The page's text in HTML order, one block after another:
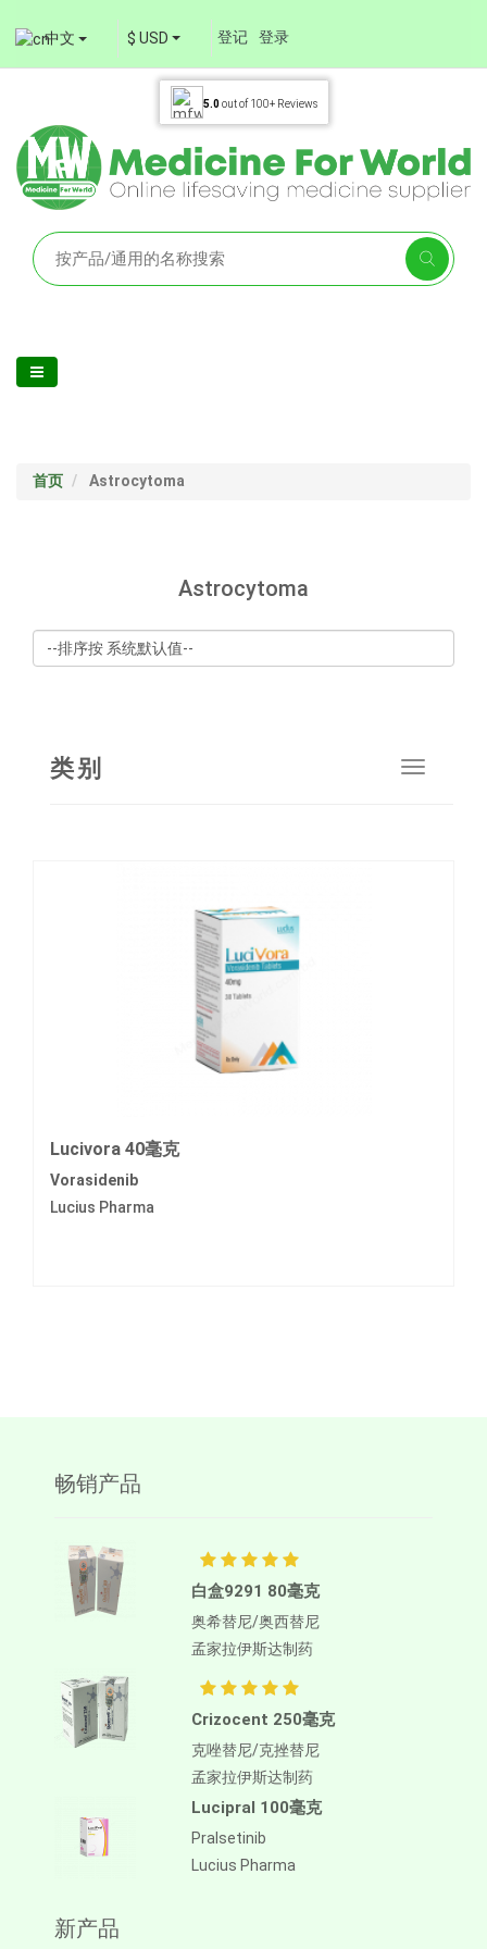
中文 $ USD 登记 登录
5.0out of 100+ Reviews
首页 Astrocytoma
Astrocytoma
Toggle
类别
Lucivora 40毫克
Vorasidenib
Lucius Pharma
畅销产品
白盒9291 80毫克
奥希替尼/奥西替尼
孟家拉伊斯达制药
Crizocent 250毫克
克唑替尼/克挫替尼
孟家拉伊斯达制药
Lucipral 100毫克
Pralsetinib
Lucius Pharma
新产品